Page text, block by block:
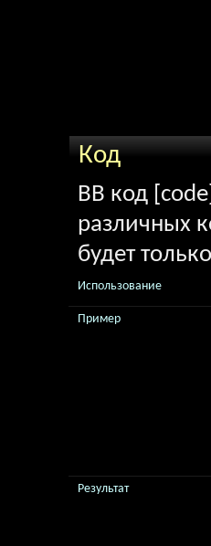
Код
BB код
различных
будет
Использование
Пример
Результат